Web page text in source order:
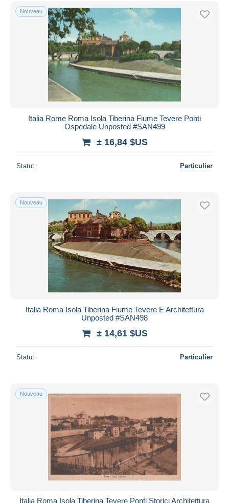
Uniquement en réduction
Livraison gratuite
Méthodes de paiement
PayPal
Virement bancaire
Visa
Mastercard
iDeal
Appliquer
Nouveau
Italia Rome Roma Isola Tiberina Fiume Tevere Ponti
Ospedale Unposted #SAN499
± 16,84 $US
Statut Particulier
Nouveau
Italia Roma Isola Tiberina Fiume Tevere E Architettura
Unposted #SAN498
± 14,61 $US
Statut Particulier
Nouveau
Italia Roma Isola Tiberina Tevere Ponti Storici Architettura